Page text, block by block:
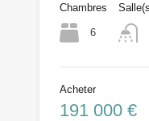
Chambres
6
Acheter
191 000 €